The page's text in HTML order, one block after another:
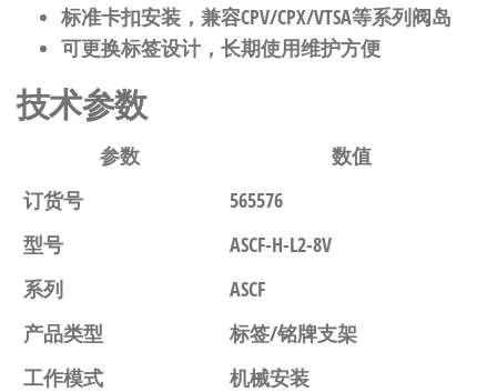
标准卡扣安装，兼容CPV/CPX/VTSA等系列阀岛
可更换标签设计，长期使用维护方便
技术参数
参数
数值
订货号
565576
型号
ASCF-H-L2-8V
系列
ASCF
产品类型
标签/铭牌支架
工作模式
机械安装